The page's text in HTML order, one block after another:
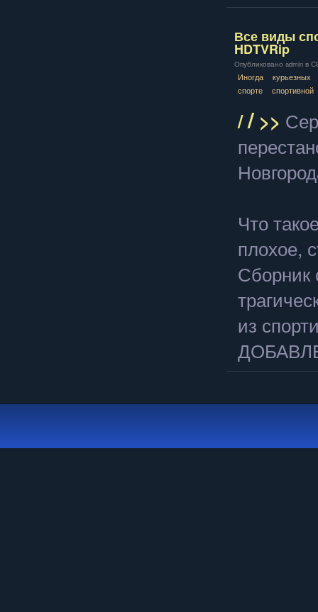
Все виды
HDTVRip
Опубликовано admin в
Иногда
курьезных
спорте
спортивной
// >>
Что
плохое,
Сборник
из